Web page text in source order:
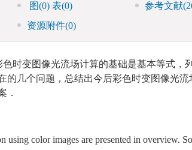
图(0)表(0) 参考文献
资源附件(0)
时变图像光流场计算的基础是基本等式，
几个问题，总结出今后彩色时变图像光流
．
color images are presented in overview.